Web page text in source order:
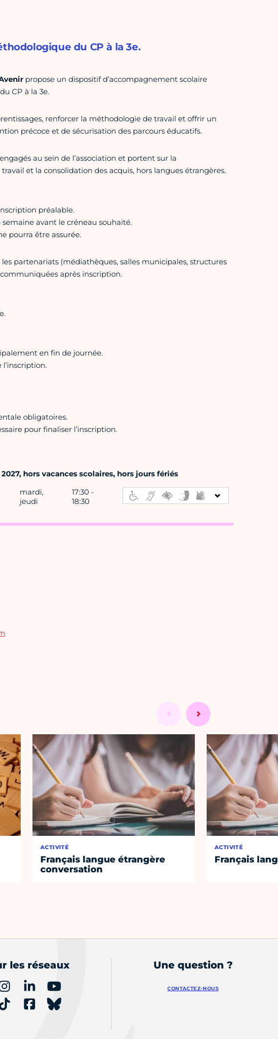
du CP à la 3e.
propose un dispositif d’accompagnement scolaire
CP à la 3e.
renforcer la méthodologie de travail et offrir un
précoce et de sécurisation des parcours éducatifs.
au sein de l’association et portent sur la
et la consolidation des acquis, hors langues étrangères.
préalable.
avant le créneau souhaité.
pourra être assurée.
partenariats (médiathèques, salles municipales, structures
après inscription.
en fin de journée.
obligatoires.
pour finaliser l’inscription.
hors vacances scolaires, hors jours fériés
mardi,
jeudi
17:30 -
18:30
ACTIVITÉ
Français langue étrangère
conversation
ACTIVITÉ
Français
les réseaux Une question ?
CONTACTEZ-NOUS